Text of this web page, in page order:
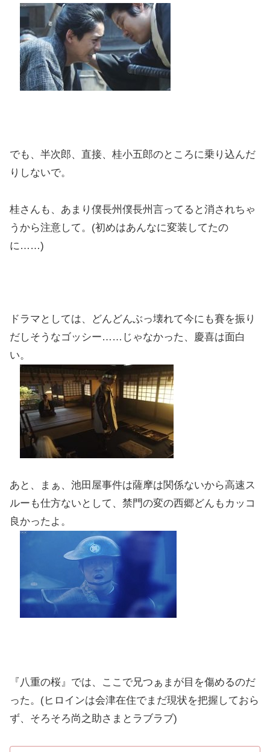
でも、半次郎、直接、桂小五郎のところに乗り込んだ
りしないで。
桂さんも、あまり僕長州僕長州言ってると消されちゃ
うから注意して。(初めはあんなに変装してたの
に……)
ドラマとしては、どんどんぶっ壊れて今にも賽を振り
だしそうなゴッシー……じゃなかった、慶喜は面白
い。
あと、まぁ、池田屋事件は薩摩は関係ないから高速ス
ルーも仕方ないとして、禁門の変の西郷どんもカッコ
良かったよ。
『八重の桜』では、ここで兄つぁまが目を傷めるのだ
った。(ヒロインは会津在住でまだ現状を把握しておら
ず、そろそろ尚之助さまとラブラブ)